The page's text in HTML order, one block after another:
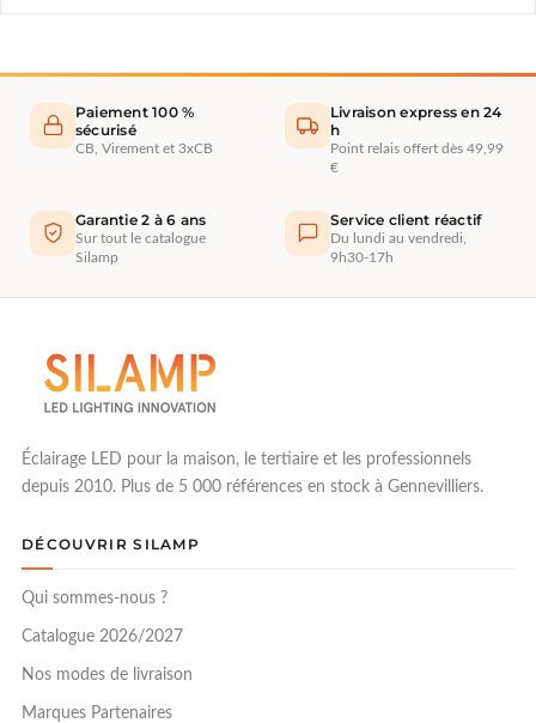
Paiement 100 %
sécurisé
CB, Virement et 3xCB
Livraison express en 24
h
Point relais offert dès 49,99
€
Garantie 2 à 6 ans
Sur tout le catalogue
Silamp
Service client réactif
Du lundi au vendredi,
9h30-17h
Éclairage LED pour la maison, le tertiaire et les professionnels
depuis 2010. Plus de 5 000 références en stock à Gennevilliers.
DÉCOUVRIR SILAMP
Qui sommes-nous ?
Catalogue 2026/2027
Nos modes de livraison
Marques Partenaires